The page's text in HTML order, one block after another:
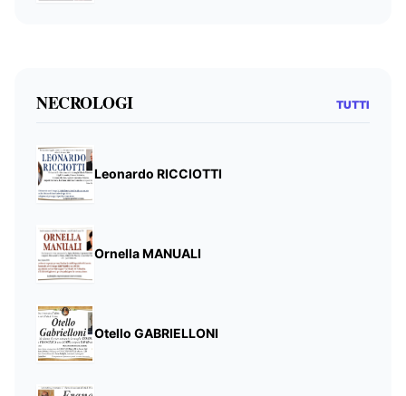
NECROLOGI TUTTI
Leonardo RICCIOTTI
Ornella MANUALI
Otello GABRIELLONI